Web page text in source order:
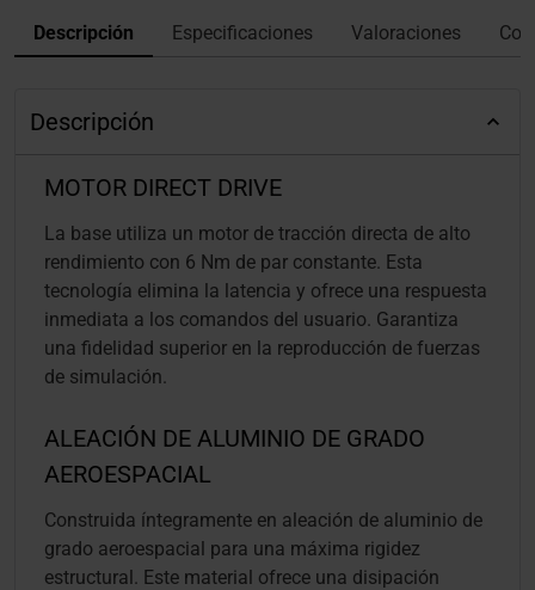
Descripción Especificaciones Valoraciones
Descripción
MOTOR DIRECT DRIVE
La base utiliza un motor de tracción directa de alto
rendimiento con 6 Nm de par constante. Esta
tecnología elimina la latencia y ofrece una respuesta
inmediata a los comandos del usuario. Garantiza
una fidelidad superior en la reproducción de fuerzas
de simulación.
ALEACIÓN DE ALUMINIO DE GRADO
AEROESPACIAL
Construida íntegramente en aleación de aluminio de
grado aeroespacial para una máxima rigidez
estructural. Este material ofrece una disipación